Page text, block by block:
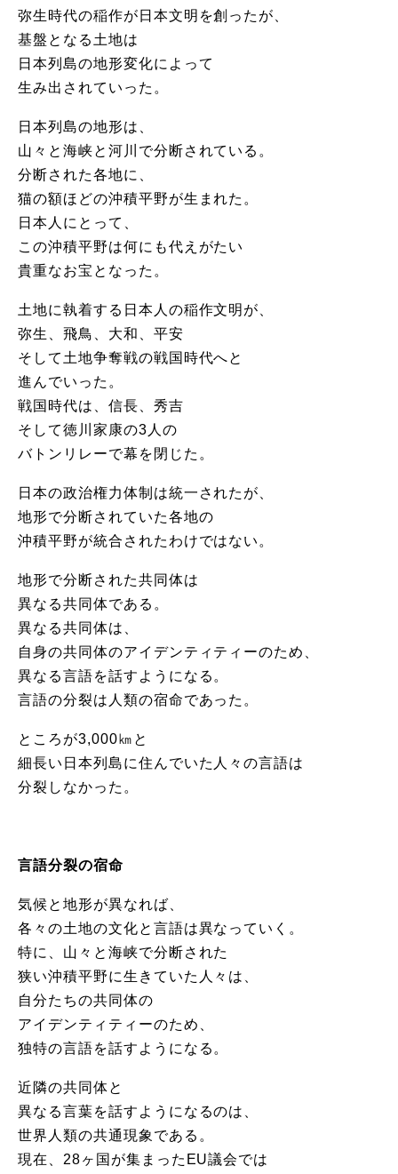
弥生時代の稲作が日本文明を創ったが、
基盤となる土地は
日本列島の地形変化によって
生み出されていった。
日本列島の地形は、
山々と海峡と河川で分断されている。
分断された各地に、
猫の額ほどの沖積平野が生まれた。
日本人にとって、
この沖積平野は何にも代えがたい
貴重なお宝となった。
土地に執着する日本人の稲作文明が、
弥生、飛鳥、大和、平安
そして土地争奪戦の戦国時代へと
進んでいった。
戦国時代は、信長、秀吉
そして徳川家康の3人の
バトンリレーで幕を閉じた。
日本の政治権力体制は統一されたが、
地形で分断されていた各地の
沖積平野が統合されたわけではない。
地形で分断された共同体は
異なる共同体である。
異なる共同体は、
自身の共同体のアイデンティティーのため、
異なる言語を話すようになる。
言語の分裂は人類の宿命であった。
ところが3,000㎞と
細長い日本列島に住んでいた人々の言語は
分裂しなかった。
言語分裂の宿命
気候と地形が異なれば、
各々の土地の文化と言語は異なっていく。
特に、山々と海峡で分断された
狭い沖積平野に生きていた人々は、
自分たちの共同体の
アイデンティティーのため、
独特の言語を話すようになる。
近隣の共同体と
異なる言葉を話すようになるのは、
世界人類の共通現象である。
現在、28ヶ国が集まったEU議会では